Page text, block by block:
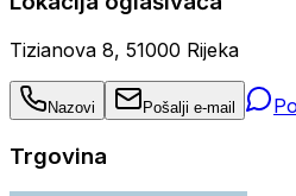
Tizianova 8, 51000 Rijeka
Nazovi Pošalji e-mail
Trgovina